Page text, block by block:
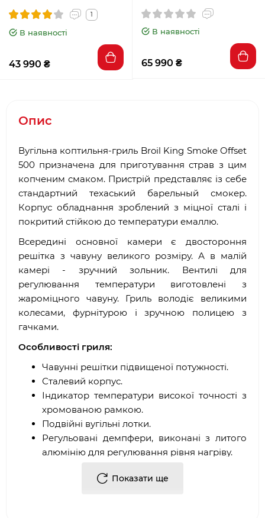
1
В наявності
43 990 ₴
В наявності
65 990 ₴
Опис
Вугільна коптильня-гриль Broil King Smoke Offset
500 призначена для приготування страв з цим
копченим смаком. Пристрій представляє із себе
стандартний техаський барельный смокер.
Корпус обладнання зроблений з міцної сталі і
покритий стійкою до температури емаллю.
Всередині основної камери є двостороння
решітка з чавуну великого розміру. А в малій
камері - зручний зольник. Вентилі для
регулювання температури виготовлені з
жароміцного чавуну. Гриль володіє великими
колесами, фурнітурою і зручною полицею з
гачками.
Особливості гриля:
Чавунні решітки підвищеної потужності.
Сталевий корпус.
Індикатор температури високої точності з
хромованою рамкою.
Подвійні вугільні лотки.
Регульовані демпфери, виконані з литого
алюмінію для регулювання рівня нагріву.
В комплекті йде кочерга, зроблена з
Показати ще